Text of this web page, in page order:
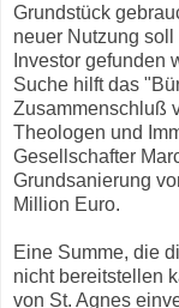
Grundstück
neuer Nutzung
Investor gefunden
Suche hilft das
Zusammenschluß
Theologen und
Gesellschafter
Grundsanierung
Million Euro.
Eine Summe, die
nicht bereitstellen
von St. Agnes